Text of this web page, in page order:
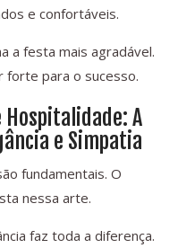
e confortáveis.
a festa mais agradável.
forte para o sucesso.
A
e Simpatia
fundamentais. O
nessa arte.
faz toda a diferença.